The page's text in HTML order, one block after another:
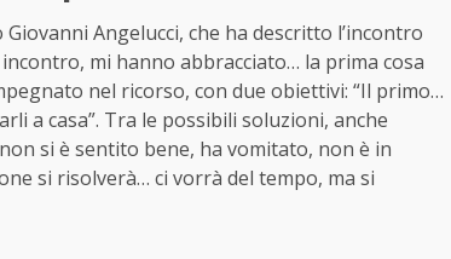
Angelucci, che ha descritto l’incontro
mi hanno abbracciato… la prima cosa
nel ricorso, con due obiettivi: “Il primo…
a casa”. Tra le possibili soluzioni, anche
si è sentito bene, ha vomitato, non è in
si risolverà… ci vorrà del tempo, ma si